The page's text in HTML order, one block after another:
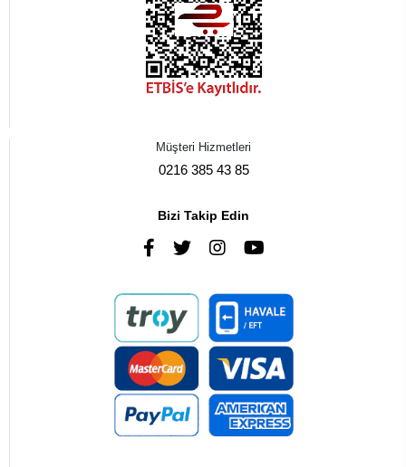
Müşteri Hizmetleri
0216 385 43 85
Bizi Takip Edin